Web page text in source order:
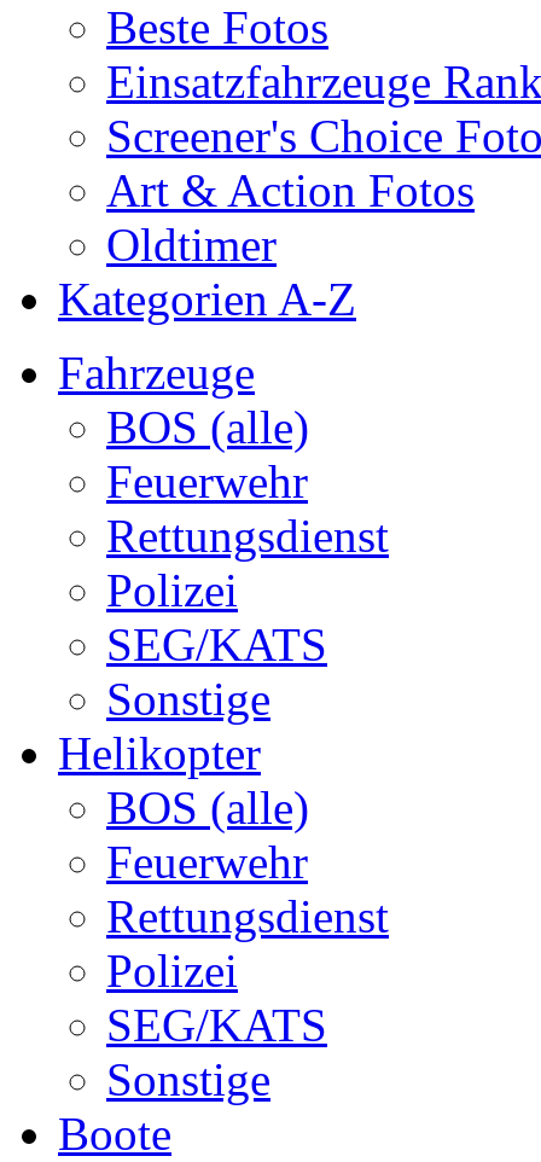
Beste Fotos
Einsatzfahrzeuge
Screener's Choice
Art & Action Fotos
Oldtimer
Kategorien A-Z
Fahrzeuge
BOS (alle)
Feuerwehr
Rettungsdienst
Polizei
SEG/KATS
Sonstige
Helikopter
BOS (alle)
Feuerwehr
Rettungsdienst
Polizei
SEG/KATS
Sonstige
Boote